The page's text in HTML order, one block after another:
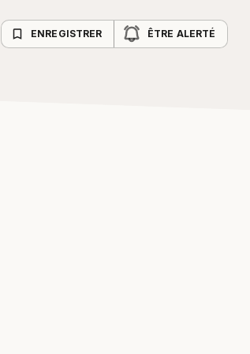
bookmark_border ENREGISTRER ÊTRE ALERTÉ